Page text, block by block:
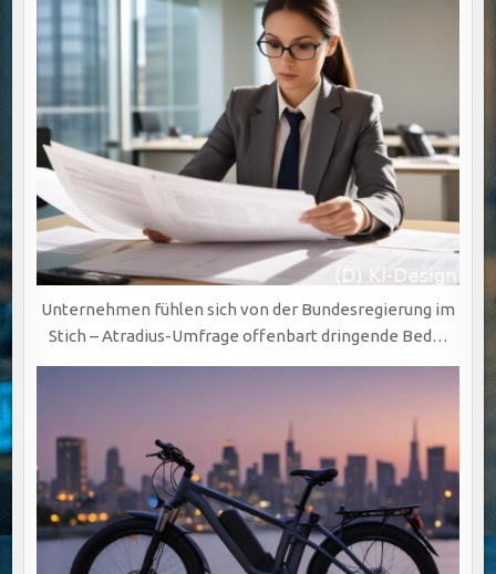
Unternehmen fühlen sich von der Bundesregierung im
Stich – Atradius-Umfrage offenbart dringende Bed…